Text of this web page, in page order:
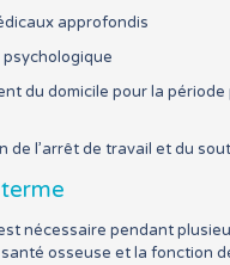
approfondis
du domicile pour la période
de l’arrêt de travail et du
nécessaire pendant
osseuse et la fonction